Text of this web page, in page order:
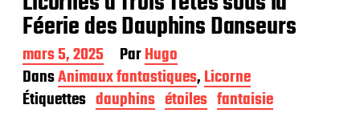
Féerie des Dauphins Danseurs
D
a
t
e
mars 5, 2025 ParHugo
DansAnimaux fantastiques,Licorne
Étiquettes dauphins étoiles fantaisie